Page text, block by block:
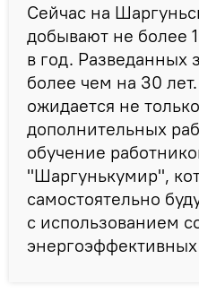
Сейчас на
добывают не более
в год. Разведанных
более чем на 30
ожидается не
дополнительных
обучение
"Шаргунькумир",
самостоятельно
с использованием